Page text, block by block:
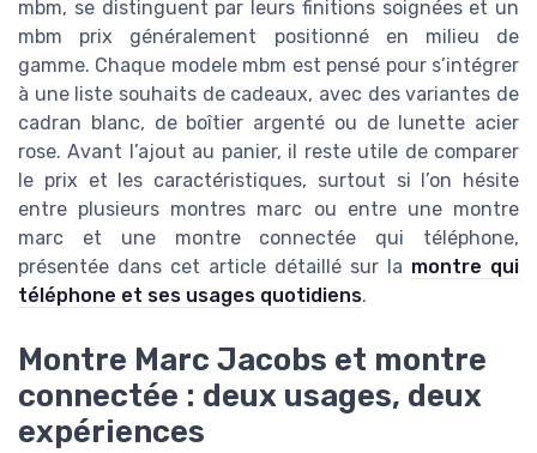
mbm, se distinguent par leurs finitions soignées et un
mbm prix généralement positionné en milieu de
gamme. Chaque modele mbm est pensé pour s’intégrer
à une liste souhaits de cadeaux, avec des variantes de
cadran blanc, de boîtier argenté ou de lunette acier
rose. Avant l’ajout au panier, il reste utile de comparer
le prix et les caractéristiques, surtout si l’on hésite
entre plusieurs montres marc ou entre une montre
marc et une montre connectée qui téléphone,
présentée dans cet article détaillé sur la montre qui
téléphone et ses usages quotidiens.
Montre Marc Jacobs et montre
connectée : deux usages, deux
expériences